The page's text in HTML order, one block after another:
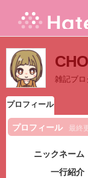
雑記ブ
プロフィール
プロフィール 最終
ニックネーム
一行紹介